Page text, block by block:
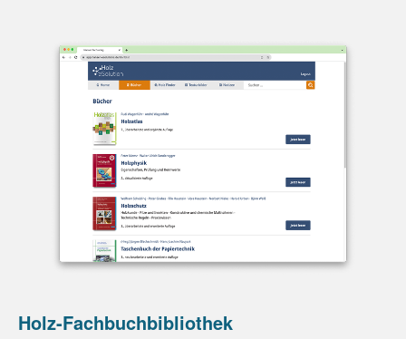
Holz-Fachbuchbibliothek